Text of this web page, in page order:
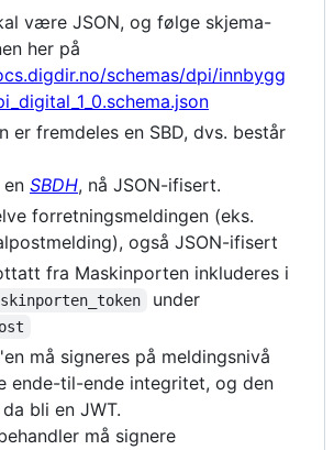
være JSON, og følge skjema-
her på
schemas/dpi/innbygg
er fremdeles en SBD, dvs. består
en SBDH, nå JSON-ifisert.
forretningsmeldingen (eks.
også JSON-ifisert
fra Maskinporten inkluderes i
under
må signeres på meldingsnivå
ende-til-ende integritet, og den
bli en JWT.
må signere